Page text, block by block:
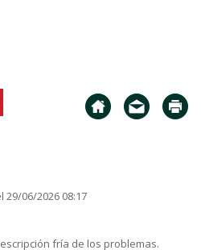
29/06/2026 08:17
fría de los problemas.